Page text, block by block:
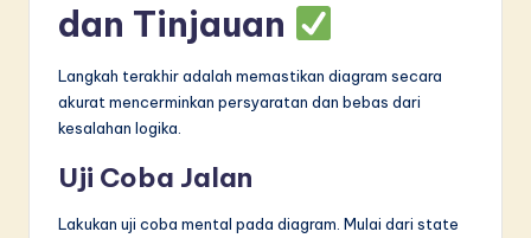
dan Tinjauan
Langkah terakhir adalah memastikan diagram secara
akurat mencerminkan persyaratan dan bebas dari
kesalahan logika.
Uji Coba Jalan
Lakukan uji coba mental pada diagram. Mulai dari state